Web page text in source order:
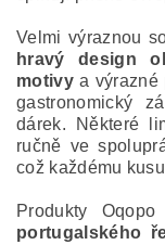
Velmi výraznou
hravý design
motivya výrazné
gastronomický
dárek. Některé
ručně ve
což každému
Produkty
portugalského